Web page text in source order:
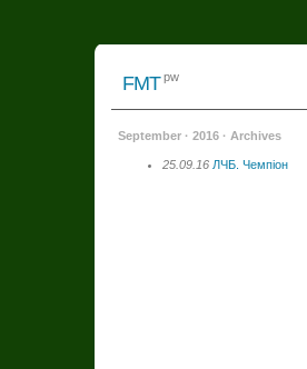
FMTpw
September · 2016 · Archives
25.09.16 ЛЧБ. Чемпіон